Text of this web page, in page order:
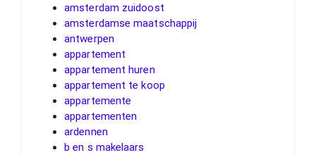
amsterdam zuidoost
amsterdamse maatschappij
antwerpen
appartement
appartement huren
appartement te koop
appartemente
appartementen
ardennen
b en s makelaars